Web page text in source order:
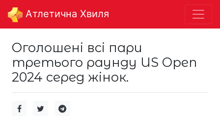
Aтлетична Хвиля
Оголошені всі пари
третього раунду US Open
2024 серед жінок.